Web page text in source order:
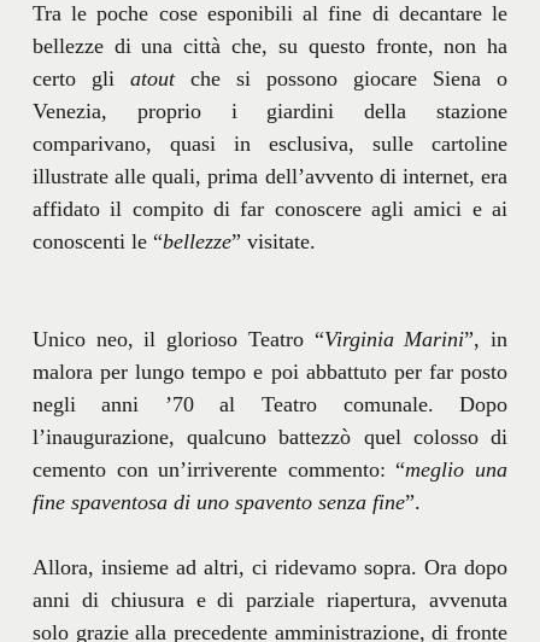
Tra le poche cose esponibili al fine di decantare le
bellezze di una città che, su questo fronte, non ha
certo gli atoutche si possono giocare Siena o
Venezia, proprio i giardini della stazione
comparivano, quasi in esclusiva, sulle cartoline
illustrate alle quali, prima dell’avvento di internet, era
affidato il compito di far conoscere agli amici e ai
conoscenti le “bellezze” visitate.
Unico neo, il glorioso Teatro “Virginia Marini”, in
malora per lungo tempo e poi abbattuto per far posto
negli anni ’70 al Teatro comunale. Dopo
l’inaugurazione, qualcuno battezzò quel colosso di
cemento con un’irriverente commento: “meglio una
fine spaventosa di uno spavento senza fine”.
Allora, insieme ad altri, ci ridevamo sopra. Ora dopo
anni di chiusura e di parziale riapertura, avvenuta
solo grazie alla precedente amministrazione, di fronte